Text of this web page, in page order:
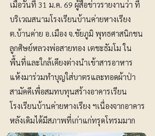
เมื่อวันที่ 31 ม.ค. 69 ผู้สื่อข่าวรายงานว่า ที่
บริเวณสนามโรงเรียนบ้านค่ายหางเรียง
ต.บ้านค่าย อ.เมือง จ.ชัยภูมิ พุทธศาสนิกชน
ลูกศิษย์หลวงพ่อสายทอง เตชะธัมโม ใน
พื้นที่และใกล้เคียงต่างนำเข้าสารอาหาร
แห้งมาร่วมทำบุญใส่บาตรและทอดผ้าป่า
สามัคคีเพื่อสมทบทุนสร้างอาคารเรียน
โรงเรียนบ้านค่ายหางเรียง ฯเนื่องจากอาคาร
หลังเดิมได้มีสภาพที่เก่าแก่ทรุดโทรมมาก